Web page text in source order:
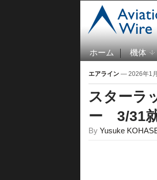
ホーム 機体
エアライン — 2026年1
スターラ
ー 3/31
By Yusuke